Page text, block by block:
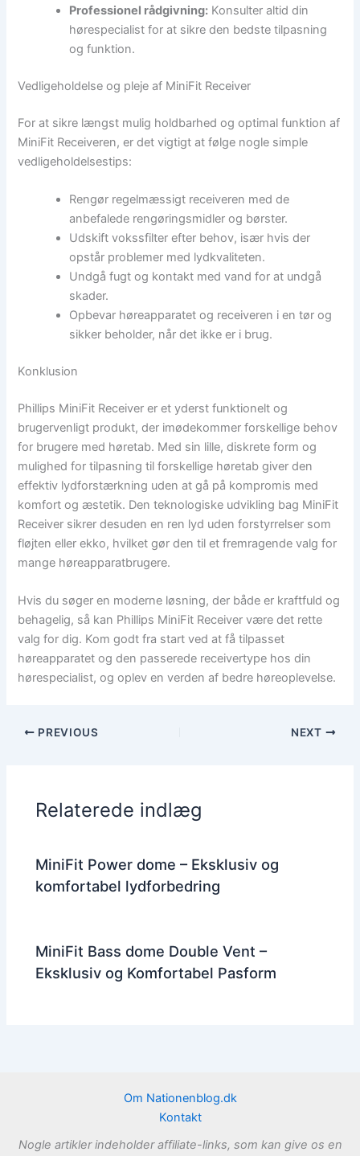
Professionel rådgivning: Konsulter altid din
hørespecialist for at sikre den bedste tilpasning
og funktion.
Vedligeholdelse og pleje af MiniFit Receiver
For at sikre længst mulig holdbarhed og optimal funktion af
MiniFit Receiveren, er det vigtigt at følge nogle simple
vedligeholdelsestips:
Rengør regelmæssigt receiveren med de
anbefalede rengøringsmidler og børster.
Udskift vokssfilter efter behov, især hvis der
opstår problemer med lydkvaliteten.
Undgå fugt og kontakt med vand for at undgå
skader.
Opbevar høreapparatet og receiveren i en tør og
sikker beholder, når det ikke er i brug.
Konklusion
Phillips MiniFit Receiver er et yderst funktionelt og
brugervenligt produkt, der imødekommer forskellige behov
for brugere med høretab. Med sin lille, diskrete form og
mulighed for tilpasning til forskellige høretab giver den
effektiv lydforstærkning uden at gå på kompromis med
komfort og æstetik. Den teknologiske udvikling bag MiniFit
Receiver sikrer desuden en ren lyd uden forstyrrelser som
fløjten eller ekko, hvilket gør den til et fremragende valg for
mange høreapparatbrugere.
Hvis du søger en moderne løsning, der både er kraftfuld og
behagelig, så kan Phillips MiniFit Receiver være det rette
valg for dig. Kom godt fra start ved at få tilpasset
høreapparatet og den passerede receivertype hos din
hørespecialist, og oplev en verden af bedre høreoplevelse.
PREVIOUS NEXT
Relaterede indlæg
MiniFit Power dome – Eksklusiv og
komfortabel lydforbedring
MiniFit Bass dome Double Vent –
Eksklusiv og Komfortabel Pasform
Om Nationenblog.dk
Kontakt
Nogle artikler indeholder affiliate-links, som kan give os en